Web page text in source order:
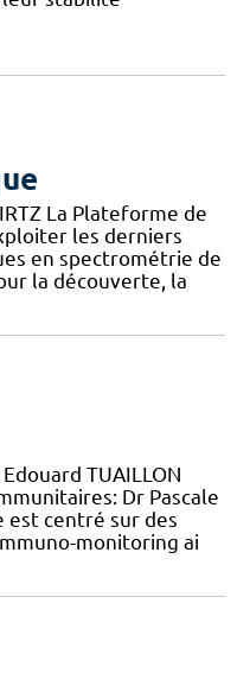
La Plateforme de
les derniers
en spectrométrie de
la découverte, la
TUAILLON
Dr Pascale
est centré sur des
monitoring ai